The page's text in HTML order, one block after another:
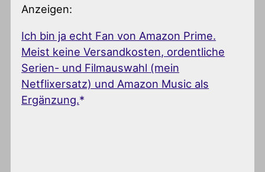
Anzeigen:
Ich bin ja echt Fan von Amazon Prime.
Meist keine Versandkosten, ordentliche
Serien- und Filmauswahl (mein
Netflixersatz) und Amazon Music als
Ergänzung.